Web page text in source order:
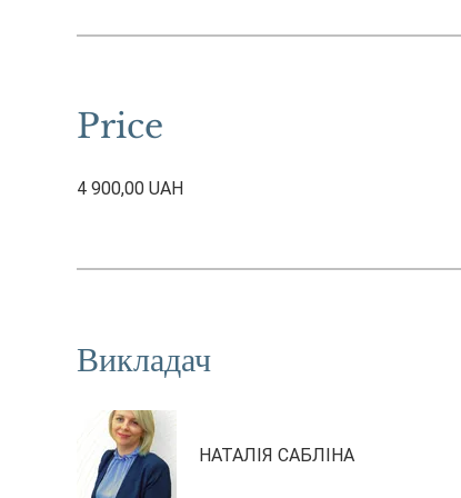
Price
4 900,00 UAH
Викладач
НАТАЛІЯ САБЛІНА